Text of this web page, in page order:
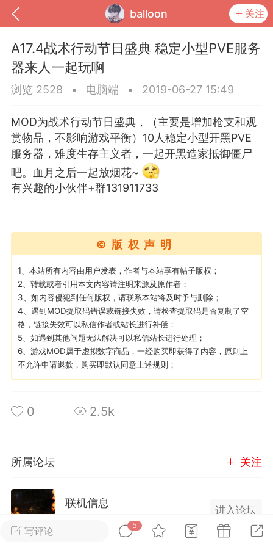
balloon 关注
MOD下载 攻略教程 联机招募
大人
Lv.8
02-10 15:45
电脑端 其他&工具
卖挂
禁止发布联机可用的作弊模组，
单机辅助引流私下售卖服务器外挂！
作弊模组的发布规范近期收到一些信息
环境，中文网特此发布以下声明，规范
汉
大人
Lv.8
写评论
5
A17.4战术行动节日盛典 稳定小型PVE服务
器来人一起玩啊
浏览 2528 • 电脑端 • 2019-06-27 15:49
MOD为战术行动节日盛典，（主要是增加枪支和观
赏物品，不影响游戏平衡）10人稳定小型开黑PVE
服务器，难度生存主义者，一起开黑造家抵御僵尸
吧。血月之后一起放烟花~
有兴趣的小伙伴+群131911733
©版权声明
1、本站所有内容由用户发表，作者与本站享有帖子版权；
2、转载或者引用本文内容请注明来源及原作者；
3、如内容侵犯到任何版权，请联系本站将及时予与删除；
4、遇到MOD提取码错误或链接失效，请检查提取码是否复制了空
格，链接失效可以私信作者或站长进行补偿；
5、如遇到其他问题无法解决可以私信站长进行处理；
6、游戏MOD属于虚拟数字商品，一经购买即获得了内容，原则上
不允许申请退款，购买即默认同意上述规则；
0 2.5k
所属论坛 关注
联机信息
2173内容
进入论坛